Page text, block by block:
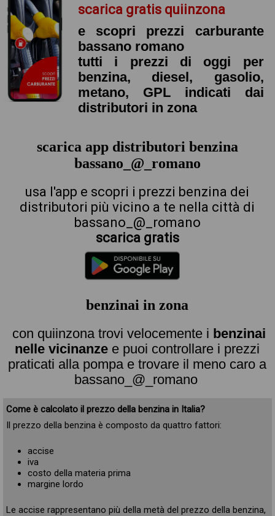
scarica gratis quiinzona
e scopri prezzi carburante
bassano romano
tutti i prezzi di oggi per
benzina, diesel, gasolio,
metano, GPL indicati dai
distributori in zona
scarica app distributori benzina
bassano_@_romano
usa l'app e scopri i prezzi benzina dei
distributori più vicino a te nella città di
bassano_@_romano
scarica gratis
benzinai in zona
con quiinzona trovi velocemente i benzinai
nelle vicinanze e puoi controllare i prezzi
praticati alla pompa e trovare il meno caro a
bassano_@_romano
Come è calcolato il prezzo della benzina in Italia?
Il prezzo della benzina è composto da quattro fattori:
accise
iva
costo della materia prima
margine lordo
Le accise rappresentano più della metà del prezzo della benzina,